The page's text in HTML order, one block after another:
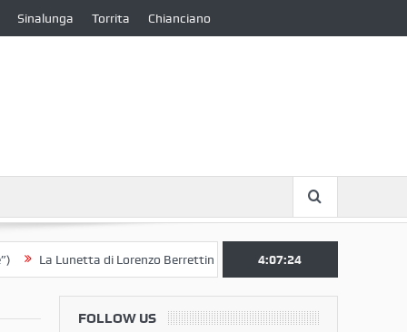
Sinalunga Torrita Chianciano
Lunetta di Lorenzo Berrettini lascia il Convento di S. Chiara per il
4:07:25
FOLLOW US